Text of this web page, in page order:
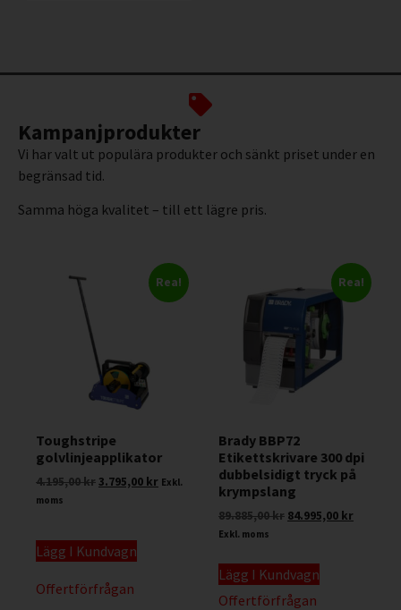
Kampanjprodukter
Vi har valt ut populära produkter och sänkt priset under en
begränsad tid.
Samma höga kvalitet – till ett lägre pris.
Rea!
Toughstripe
golvlinjeapplikator
4.195,00kr3.795,00 kr Exkl.
moms
Lägg I Kundvagn
Offertförfrågan
Rea!
Brady BBP72
Etikettskrivare 300 dpi
dubbelsidigt tryck på
krympslang
89.885,00kr 84.995,00 kr
Exkl. moms
Lägg I Kundvagn
Offertförfrågan